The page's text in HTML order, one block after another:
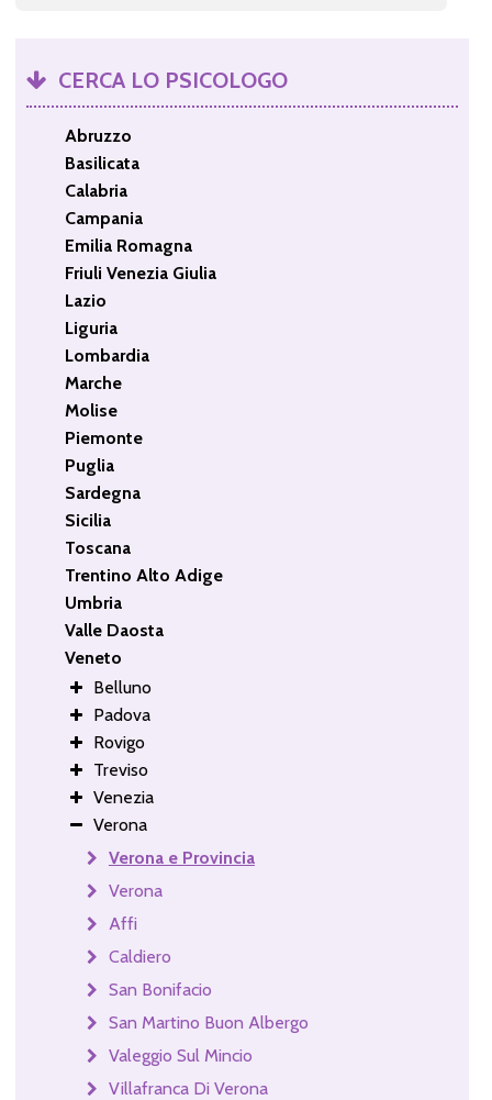
CERCA LO PSICOLOGO
Abruzzo
Basilicata
Calabria
Campania
Emilia Romagna
Friuli Venezia Giulia
Lazio
Liguria
Lombardia
Marche
Molise
Piemonte
Puglia
Sardegna
Sicilia
Toscana
Trentino Alto Adige
Umbria
Valle Daosta
Veneto
Belluno
Padova
Rovigo
Treviso
Venezia
Verona
Verona e Provincia
Verona
Affi
Caldiero
San Bonifacio
San Martino Buon Albergo
Valeggio Sul Mincio
Villafranca Di Verona